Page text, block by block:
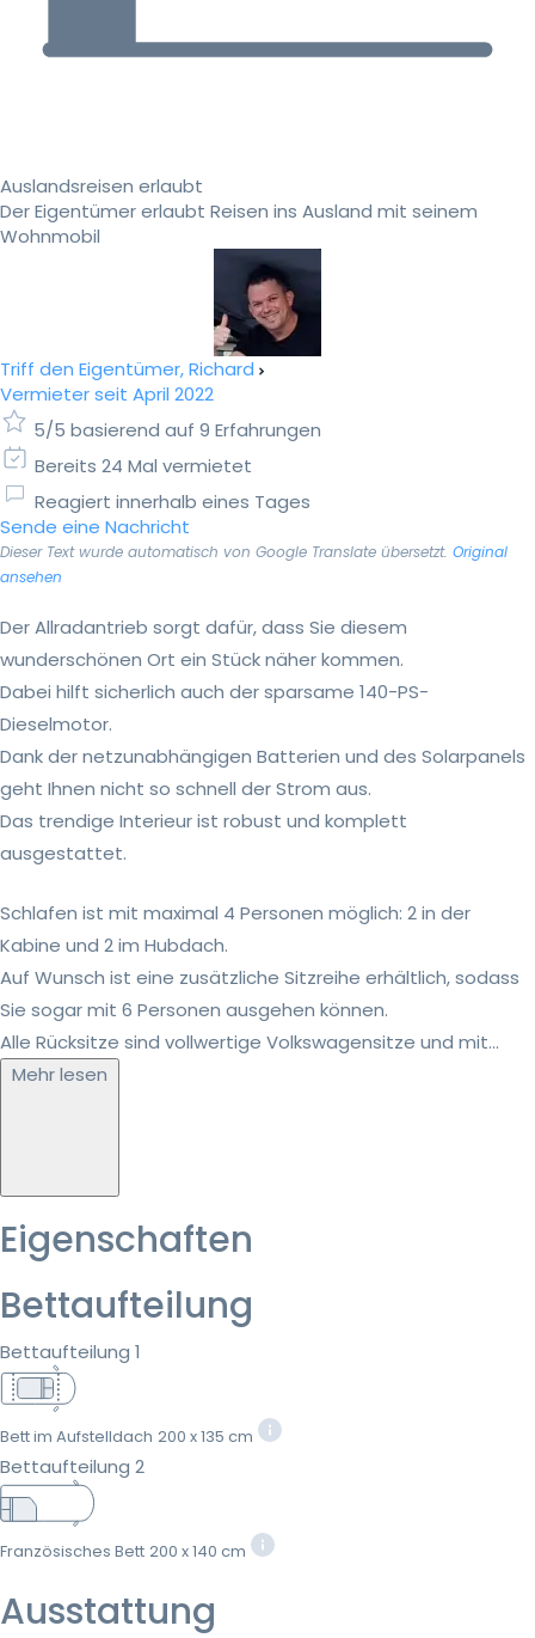
Auslandsreisen erlaubt
Der Eigentümer erlaubt Reisen ins Ausland mit seinem
Wohnmobil
Triff den Eigentümer, Richard
Vermieter seit April 2022
5/5 basierend auf 9 Erfahrungen
Bereits 24 Mal vermietet
Reagiert innerhalb eines Tages
Sende eine Nachricht
Dieser Text wurde automatisch von Google Translate übersetzt. Original
ansehen
Der Allradantrieb sorgt dafür, dass Sie diesem
wunderschönen Ort ein Stück näher kommen.
Dabei hilft sicherlich auch der sparsame 140-PS-
Dieselmotor.
Dank der netzunabhängigen Batterien und des Solarpanels
geht Ihnen nicht so schnell der Strom aus.
Das trendige Interieur ist robust und komplett
ausgestattet.
Schlafen ist mit maximal 4 Personen möglich: 2 in der
Kabine und 2 im Hubdach.
Auf Wunsch ist eine zusätzliche Sitzreihe erhältlich, sodass
Sie sogar mit 6 Personen ausgehen können.
Alle Rücksitze sind vollwertige Volkswagensitze und mit...
Mehr lesen
Eigenschaften
Bettaufteilung
Bettaufteilung 1
Bett im Aufstelldach 200 x 135 cm
Bettaufteilung 2
Französisches Bett 200 x 140 cm
Ausstattung